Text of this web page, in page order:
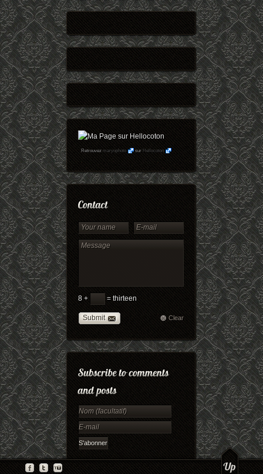
Retrouvezmaryophoto surHellocoton
8 + = thirteen
Submit Clear